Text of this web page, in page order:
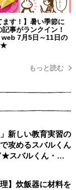
ます！】暑い季節に
記事がランクイン！
7月5日～11日の
もっと読む
新しい教育実習の
攻めるスバルくん
スバルくん・
】炊飯器に材料を